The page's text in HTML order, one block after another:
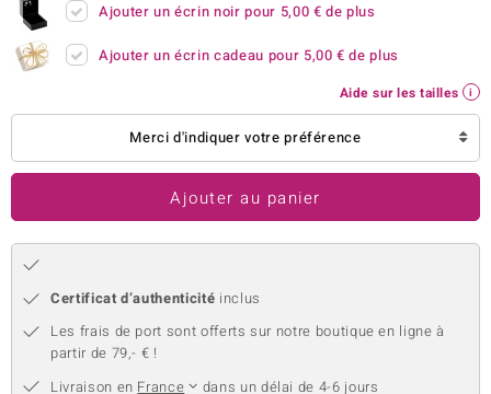
Ajouter un écrin noir pour 5,00 € de plus
Ajouter un écrin cadeau pour 5,00 € de plus
Aide sur les tailles
Merci d'indiquer votre préférence
Ajouter au panier
Certificat d’authenticité inclus
Les frais de port sont offerts sur notre boutique en ligne à
partir de 79,- € !
Livraison en France
dans un délai de 4-6 jours